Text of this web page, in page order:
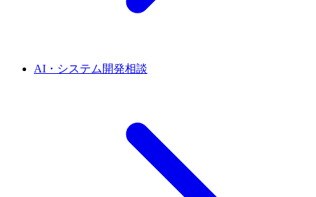
AI・システム開発相談